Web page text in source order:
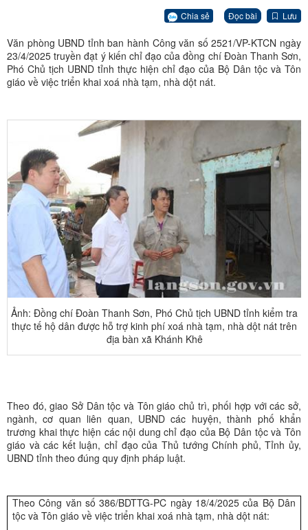
Chia sẻ Đọc bài Lưu
Văn phòng UBND tỉnh ban hành Công văn số 2521/VP-KTCN ngày
23/4/2025 truyền đạt ý kiến chỉ đạo của đồng chí Đoàn Thanh Sơn,
Phó Chủ tịch UBND tỉnh thực hiện chỉ đạo của Bộ Dân tộc và Tôn
giáo về việc triển khai xoá nhà tạm, nhà dột nát.
Ảnh: Đồng chí Đoàn Thanh Sơn, Phó Chủ tịch UBND tỉnh kiểm tra
thực tế hộ dân được hỗ trợ kinh phí xoá nhà tạm, nhà dột nát trên
địa bàn xã Khánh Khê
Theo đó, giao Sở Dân tộc và Tôn giáo chủ trì, phối hợp với các sở,
ngành, cơ quan liên quan, UBND các huyện, thành phố khẩn
trương khai thực hiện các nội dung chỉ đạo của Bộ Dân tộc và Tôn
giáo và các kết luận, chỉ đạo của Thủ tướng Chính phủ, Tỉnh ủy,
UBND tỉnh theo đúng quy định pháp luật.
Theo Công văn số 386/BDTTG-PC ngày 18/4/2025 của Bộ Dân
tộc và Tôn giáo về việc triển khai xoá nhà tạm, nhà dột nát: